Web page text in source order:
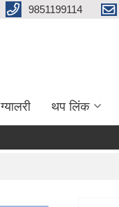
9851199114
ग्यालरी थप लिंक